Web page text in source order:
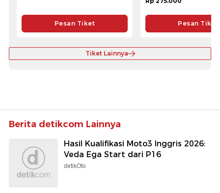
Pesan Tiket Pesan Tiket
Tiket Lainnya
Berita detikcom Lainnya
Hasil Kualifikasi Moto3 Inggris 2026:
Veda Ega Start dari P16
detikOto